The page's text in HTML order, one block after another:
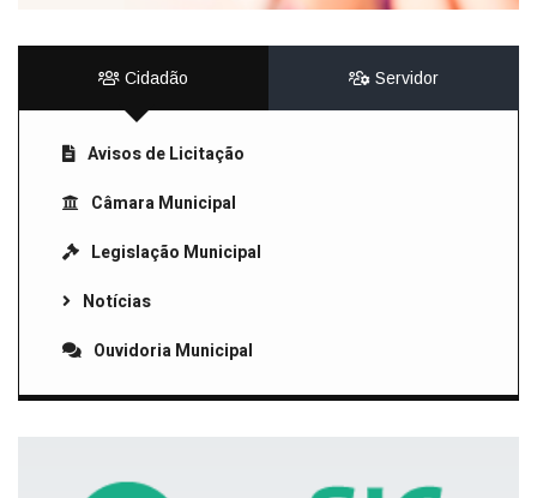
Cidadão Servidor
Avisos de Licitação
Câmara Municipal
Legislação Municipal
Notícias
Ouvidoria Municipal